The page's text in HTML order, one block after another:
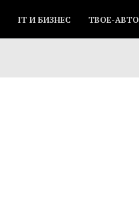
IT И БИЗНЕС ТВОЕ-АВТО